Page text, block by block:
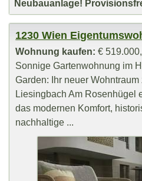
Neubauanlage!
1230 Wien
Wohnung kaufen: €
Sonnige Gartenwohnung im
Garden: Ihr neuer
Liesingbach Am Rosenhügel
das modernen Komfort,
nachhaltige ...